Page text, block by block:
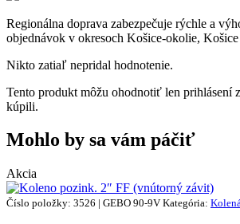
Regionálna doprava zabezpečuje rýchle a
objednávok v okresoch Košice-okolie,
Nikto zatiaľ nepridal hodnotenie.
Tento produkt môžu ohodnotiť len prihlásení
kúpili.
Mohlo by sa vám páčiť
Akcia
Číslo položky: 3526 | GEBO 90-9V Kategória: